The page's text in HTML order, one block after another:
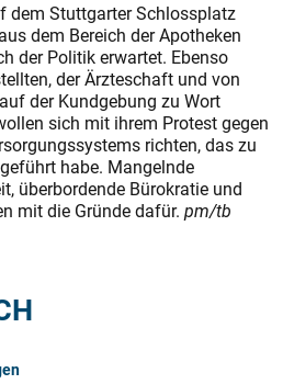
dem Stuttgarter Schlossplatz
dem Bereich der Apotheken
der Politik erwartet. Ebenso
der Ärzteschaft und von
der Kundgebung zu Wort
sich mit ihrem Protest gegen
richten, das zu
habe. Mangelnde
überbordende Bürokratie und
mit die Gründe dafür. pm/tb